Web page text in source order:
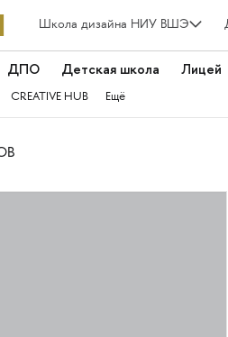
Школа дизайна НИУ ВШЭ
ДПО Детская школа Лицей
CREATIVE HUB Ещё